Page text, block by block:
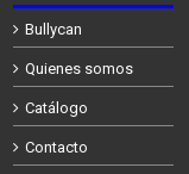
Bullycan
Quienes somos
Catálogo
Contacto